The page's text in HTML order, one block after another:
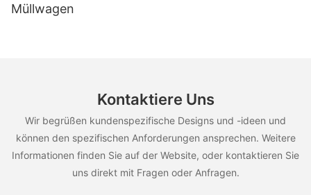
Müllwagen
Kontaktiere Uns
Wir begrüßen kundenspezifische Designs und -ideen und
können den spezifischen Anforderungen ansprechen. Weitere
Informationen finden Sie auf der Website, oder kontaktieren Sie
uns direkt mit Fragen oder Anfragen.